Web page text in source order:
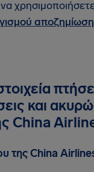
να
και
China
της China